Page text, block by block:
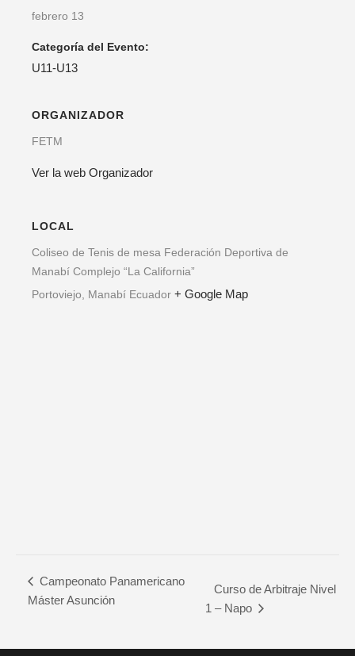
febrero 13
Categoría del Evento:
U11-U13
ORGANIZADOR
FETM
Ver la web Organizador
LOCAL
Coliseo de Tenis de mesa Federación Deportiva de
Manabí Complejo “La California”
Portoviejo
Manabí Ecuador + Google Map
Campeonato Panamericano
Máster Asunción
Curso de Arbitraje Nivel
1 – Napo